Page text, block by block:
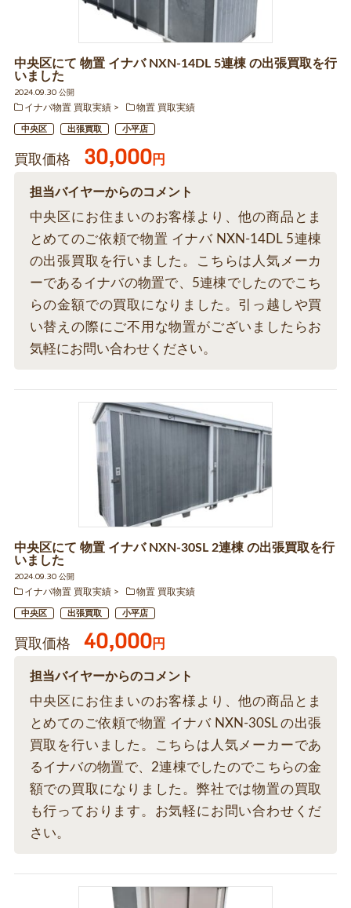
中央区にて 物置 イナバ NXN-14DL 5連棟 の出張買取を行
いました
2024.09.30 公開
イナバ物置 買取実績
物置 買取実績
中央区 出張買取 小平店
買取価格 30,000円
担当バイヤーからのコメント
中央区にお住まいのお客様より、他の商品とま
とめてのご依頼で物置 イナバ NXN-14DL 5連棟
の出張買取を行いました。こちらは人気メーカ
ーであるイナバの物置で、5連棟でしたのでこち
らの金額での買取になりました。引っ越しや買
い替えの際にご不用な物置がございましたらお
気軽にお問い合わせください。
中央区にて 物置 イナバ NXN-30SL 2連棟 の出張買取を行
いました
2024.09.30 公開
イナバ物置 買取実績
物置 買取実績
中央区 出張買取 小平店
買取価格 40,000円
担当バイヤーからのコメント
中央区にお住まいのお客様より、他の商品とま
とめてのご依頼で物置 イナバ NXN-30SL の出張
買取を行いました。こちらは人気メーカーであ
るイナバの物置で、2連棟でしたのでこちらの金
額での買取になりました。弊社では物置の買取
も行っております。お気軽にお問い合わせくだ
さい。